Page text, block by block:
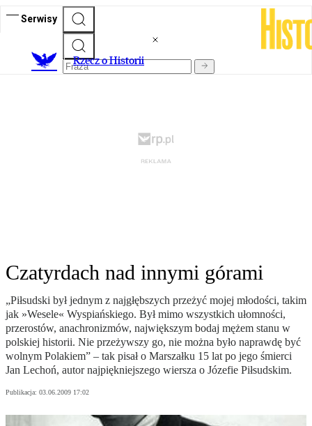
Serwisy
Rzecz o Historii
Czatyrdach nad innymi górami
„Piłsudski był jednym z najgłębszych przeżyć mojej młodości, takim
jak »Wesele« Wyspiańskiego. Był mimo wszystkich ułomności,
przerostów, anachronizmów, największym bodaj mężem stanu w
polskiej historii. Nie przeżywszy go, nie można było naprawdę być
wolnym Polakiem” – tak pisał o Marszałku 15 lat po jego śmierci
Jan Lechoń, autor najpiękniejszego wiersza o Józefie Piłsudskim.
Publikacja: 03.06.2009 17:02